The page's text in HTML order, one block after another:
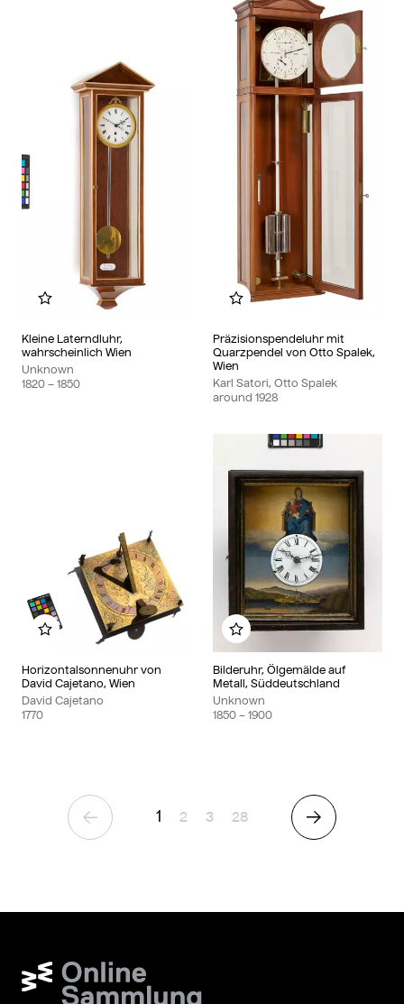
Kleine Laterndluhr,
wahrscheinlich Wien
Unknown
1820 – 1850
Add to my album
Präzisionspendeluhr mit
Quarzpendel von Otto Spalek,
Wien
Karl Satori, Otto Spalek
around 1928
Add to my album
Horizontalsonnenuhr von
David Cajetano, Wien
David Cajetano
1770
Add to my album
Bilderuhr, Ölgemälde auf
Metall, Süddeutschland
Unknown
1850 – 1900
Add to my album
Previous Page
1 Page
2 Page
3 Page
28 Next Page
Wien Museum Online Sammlung